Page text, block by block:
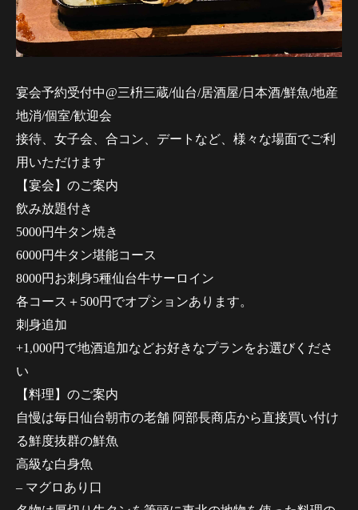
宴会予約受付中@三枡三蔵/仙台/居酒屋/日本酒/鮮魚/地産
地消/個室/歓迎会
接待、女子会、合コン、デートなど、様々な場面でご利
用いただけます
【宴会】のご案内
飲み放題付き
5000円牛タン焼き
6000円牛タン堪能コース
8000円お刺身5種仙台牛サーロイン
各コース＋500円でオプションあります。
刺身追加
+1,000円で地酒追加などお好きなプランをお選びくださ
い
【料理】のご案内
自慢は毎日仙台朝市の老舗 阿部長商店から直接買い付け
る鮮度抜群の鮮魚
高級な白身魚
– マグロあり口